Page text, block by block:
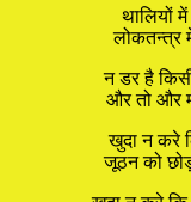
थालियों
लोकतन्त्र
न डर है
और तो और
खुदा न करे
जूठन को